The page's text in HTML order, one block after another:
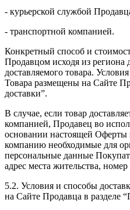
- курьерской службой
- транспортной компанией.
Конкретный способ и
Продавцом исходя из региона
доставляемого товара.
Товара размещены на Сайте
доставки”.
В случае, если товар
компанией, Продавец во
основании настоящей Оферты
компанию необходимые для
персональные данные
адрес места жительства,
5.2. Условия и способы
на Сайте Продавца в разделе